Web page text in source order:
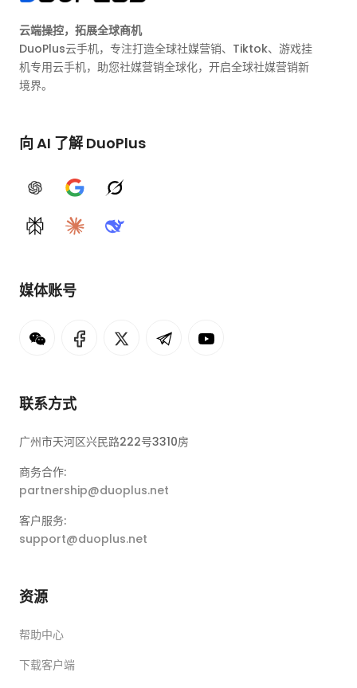
云端操控，拓展全球商机
DuoPlus云手机，专注打造全球社媒营销、Tiktok、游戏挂
机专用云手机，助您社媒营销全球化，开启全球社媒营销新
境界。
向 AI 了解 DuoPlus
ChatGPTGoogle AIGrok
PerplexityClaudeDeepSeek
媒体账号
联系方式
广州市天河区兴民路222号3310房
商务合作:
partnership@duoplus.net
客户服务:
support@duoplus.net
资源
帮助中心
下载客户端